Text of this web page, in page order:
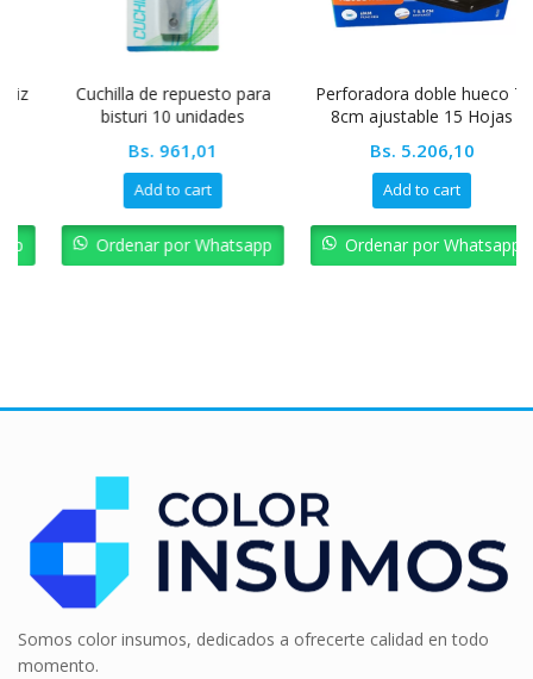
Cuchilla de repuesto para
bisturi 10 unidades
961,01
Add to cart
Ordenar por Whatsapp
Perforadora doble hueco 7-
8cm ajustable 15 Hojas
5.206,10
Add to cart
Ordenar por Whatsapp
Somos color insumos, dedicados a ofrecerte calidad en todo
momento.